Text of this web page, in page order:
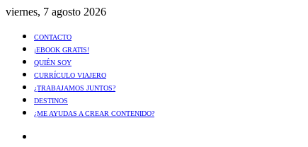
viernes, 7 agosto 2026
CONTACTO
¡EBOOK GRATIS!
QUIÉN SOY
CURRÍCULO VIAJERO
¿TRABAJAMOS JUNTOS?
DESTINOS
¿ME AYUDAS A CREAR CONTENIDO?